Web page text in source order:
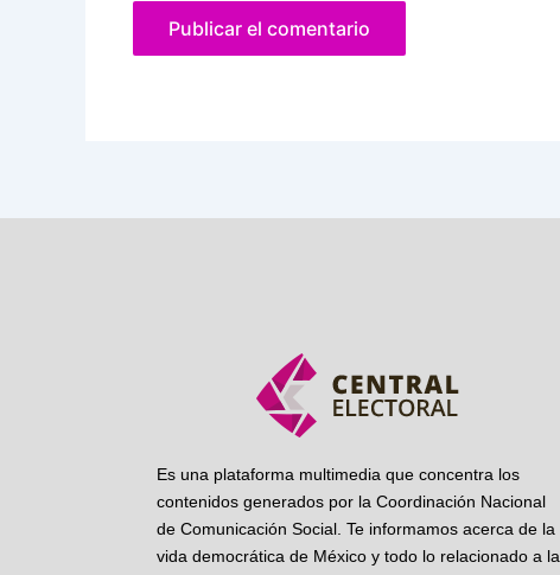
Es una plataforma multimedia que concentra los
contenidos generados por la Coordinación Nacional
de Comunicación Social. Te informamos acerca de la
vida democrática de México y todo lo relacionado a la